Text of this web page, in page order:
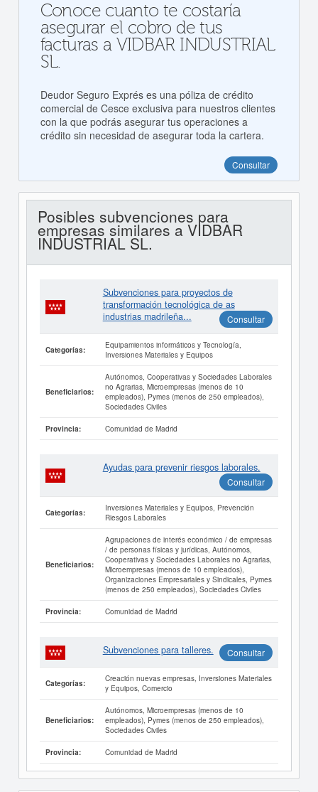
Conoce cuanto te costaría
asegurar el cobro de tus
facturas a VIDBAR INDUSTRIAL
SL.
Deudor Seguro Exprés es una póliza de crédito
comercial de Cesce exclusiva para nuestros clientes
con la que podrás asegurar tus operaciones a
crédito sin necesidad de asegurar toda la cartera.
Consultar
Posibles subvenciones para
empresas similares a VIDBAR
INDUSTRIAL SL.
Subvenciones para proyectos de
transformación tecnológica de as
industrias madrileña...
Consultar
Categorías:
Equipamientos informáticos y Tecnología,
Inversiones Materiales y Equipos
Beneficiarios:
Autónomos, Cooperativas y Sociedades Laborales
no Agrarias, Microempresas (menos de 10
empleados), Pymes (menos de 250 empleados),
Sociedades Civiles
Provincia: Comunidad de Madrid
Ayudas para prevenir riesgos laborales.
Consultar
Categorías:
Inversiones Materiales y Equipos, Prevención
Riesgos Laborales
Beneficiarios:
Agrupaciones de interés económico / de empresas
/ de personas físicas y jurídicas, Autónomos,
Cooperativas y Sociedades Laborales no Agrarias,
Microempresas (menos de 10 empleados),
Organizaciones Empresariales y Sindicales, Pymes
(menos de 250 empleados), Sociedades Civiles
Provincia: Comunidad de Madrid
Subvenciones para talleres. Consultar
Categorías:
Creación nuevas empresas, Inversiones Materiales
y Equipos, Comercio
Beneficiarios:
Autónomos, Microempresas (menos de 10
empleados), Pymes (menos de 250 empleados),
Sociedades Civiles
Provincia: Comunidad de Madrid